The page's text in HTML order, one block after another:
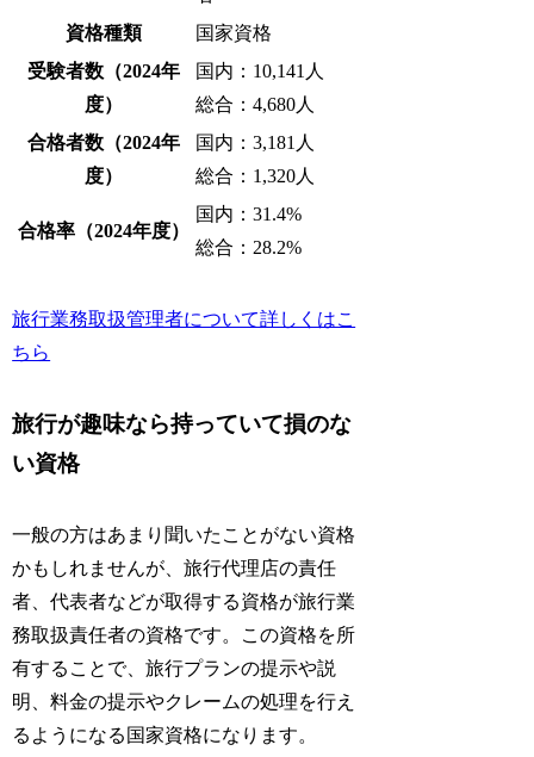
資格種類
国家資格
受験者数（2024年
度）
国内：10,141人
総合：4,680人
合格者数（2024年
度）
国内：3,181人
総合：1,320人
合格率（2024年度）
国内：31.4%
総合：28.2%
旅行業務取扱管理者について詳しくはこ
ちら
旅行が趣味なら持っていて損のな
い資格
一般の方はあまり聞いたことがない資格
かもしれませんが、旅行代理店の責任
者、代表者などが取得する資格が旅行業
務取扱責任者の資格です。この資格を所
有することで、旅行プランの提示や説
明、料金の提示やクレームの処理を行え
るようになる国家資格になります。